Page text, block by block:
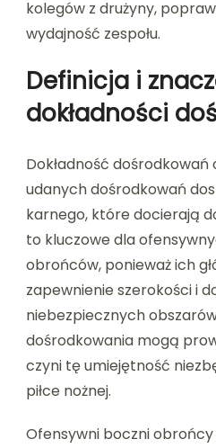
kolegów z drużyny,
wydajność zespołu.
Definicja i
dokładności
Dokładność
udanych dośrodkowań
karnego, które docierają
to kluczowe dla
obrońców, ponieważ ich
zapewnienie szerokości i
niebezpiecznych
dośrodkowania mogą
czyni tę umiejętność
piłce nożnej.
Ofensywni boczni